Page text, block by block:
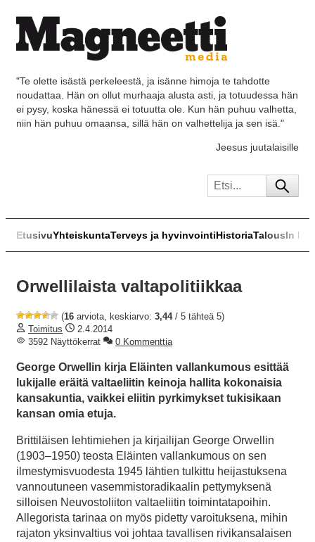
"Te olette isästä perkeleestä, ja isänne himoja te tahdotte
noudattaa. Hän on ollut murhaaja alusta asti, ja totuudessa hän
ei pysy, koska hänessä ei totuutta ole. Kun hän puhuu valhetta,
niin hän puhuu omaansa, sillä hän on valhettelija ja sen isä."
Jeesus juutalaisille
EtusivuYhteiskuntaTerveys ja hyvinvointiHistoriaTalousIn
Orwellilaista valtapolitiikkaa
(16 arviota, keskiarvo: 3,44/ 5 tähteä 5)
Toimitus
2.4.2014
3592 Näyttökerrat
0 Kommenttia
George Orwellin kirja Eläinten vallankumous esittää
lukijalle eräitä valtaeliitin keinoja hallita kokonaisia
kansakuntia, vaikkei eliitin pyrkimykset tukisikaan
kansan omia etuja.
Brittiläisen lehtimiehen ja kirjailijan George Orwellin
(1903–1950) teosta Eläinten vallankumous on sen
ilmestymisvuodesta 1945 lähtien tulkittu heijastuksena
vannoutuneen vasemmistoradikaalin pettymyksenä
silloisen Neuvostoliiton valtaeliitin toimintatapoihin.
Allegorista tarinaa on myös pidetty varoituksena, mihin
rajaton yksinvaltius voi johtaa tavallisen rivikansalaisen